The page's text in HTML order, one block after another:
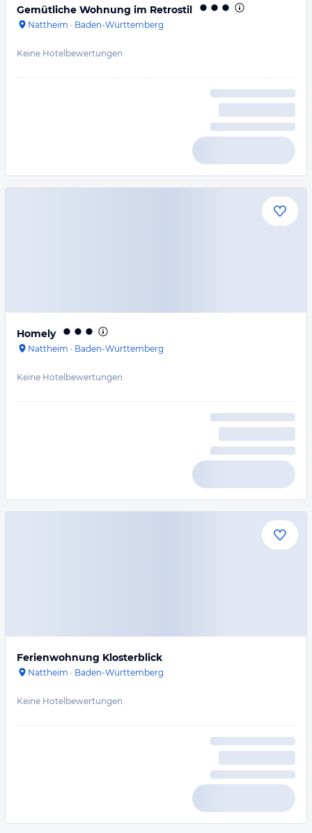
Gemütliche Wohnung im Retrostil
Nattheim · Baden-Württemberg
Keine Hotelbewertungen
Homely
Nattheim · Baden-Württemberg
Keine Hotelbewertungen
Ferienwohnung Klosterblick
Nattheim · Baden-Württemberg
Keine Hotelbewertungen